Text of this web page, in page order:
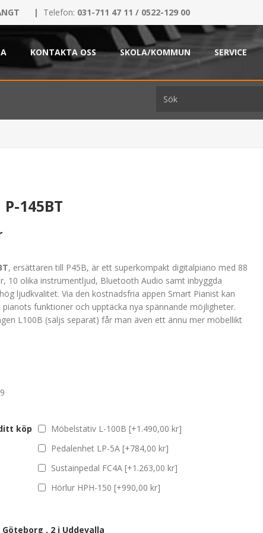
| Telefon: 031-711 47 11 / 0522-129 00
KONTAKTA OSS SKOLA/KOMMUN SERVICE
145BT
, ersättaren till P45B, är ett superkompakt digitalpiano med 88
10 olika instrumentljud, Bluetooth Audio samt inbyggda
ljudkvalitet. Via den kostnadsfria appen Smart Pianist kan
funktioner och upptäcka nya spännande möjligheter.
L100B (säljs separat) får man även ett ännu mer möbellikt
köp
Möbelstativ L-100B [+1.490,00 kr]
Pedalenhet LP-5A [+784,00 kr]
Sustainpedal FC4A [+1.263,00 kr]
Hörlur HPH-150 [+990,00 kr]
Göteborg , 2 i Uddevalla